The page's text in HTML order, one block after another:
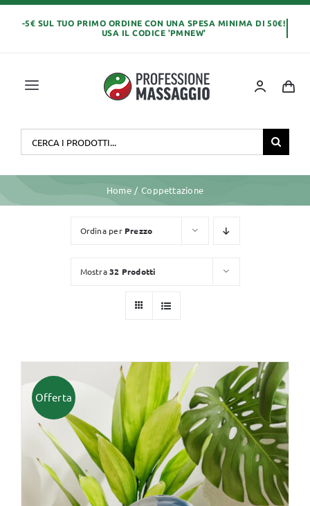
Salta
Toggle
Categorie
Professionisti Certificati
Cerca
per:
Home Coppettazione
Ordina per Prezzo
Mostra32 Prodotti
Offerta